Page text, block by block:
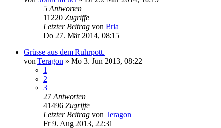
5 Antworten
11220 Zugriffe
Letzter Beitrag von Bria
Do 27. Mär 2014, 08:15
Grüsse aus dem Ruhrpott.
von Teragon » Mo 3. Jun 2013, 08:22
1
2
3
27 Antworten
41496 Zugriffe
Letzter Beitrag von Teragon
Fr 9. Aug 2013, 22:31